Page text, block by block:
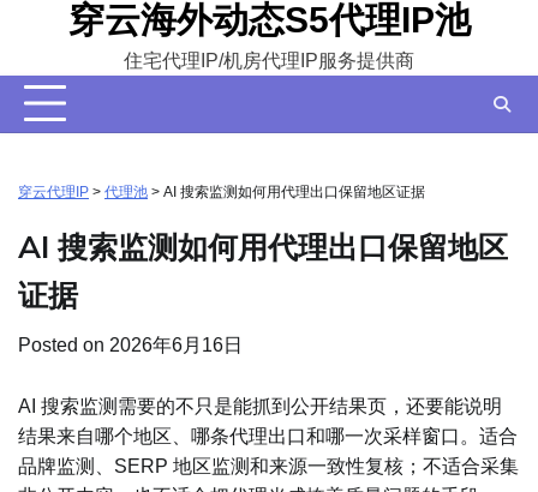
content
穿云海外动态S5代理IP池
住宅代理IP/机房代理IP服务提供商
穿云代理IP > 代理池 > AI 搜索监测如何用代理出口保留地区证据
AI 搜索监测如何用代理出口保留地区
证据
Posted on 2026年6月16日
AI 搜索监测需要的不只是能抓到公开结果页，还要能说明
结果来自哪个地区、哪条代理出口和哪一次采样窗口。适合
品牌监测、SERP 地区监测和来源一致性复核；不适合采集